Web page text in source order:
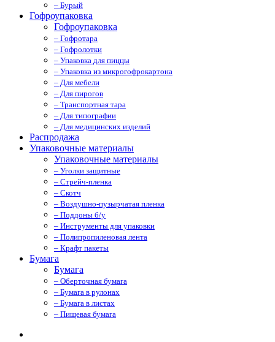
– Бурый
Гофроупаковка
Гофроупаковка
– Гофротара
– Гофролотки
– Упаковка для пиццы
– Упаковка из микрогофрокартона
– Для мебели
– Для пирогов
– Транспортная тара
– Для типографии
– Для медицинских изделий
Распродажа
Упаковочные материалы
Упаковочные материалы
– Уголки защитные
– Стрейч-пленка
– Скотч
– Воздушно-пузырчатая пленка
– Поддоны б/у
– Инструменты для упаковки
– Полипропиленовая лента
– Крафт пакеты
Бумага
Бумага
– Оберточная бумага
– Бумага в рулонах
– Бумага в листах
– Пищевая бумага